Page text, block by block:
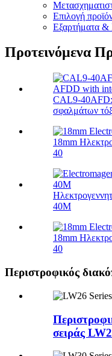
Επιλογή
Εξαρτήματα &
Προτεινόμενα
CAL9-40AFD:
σφαλμάτων
18mm
40
40M
18mm
40
Περιστροφικός
σειράς